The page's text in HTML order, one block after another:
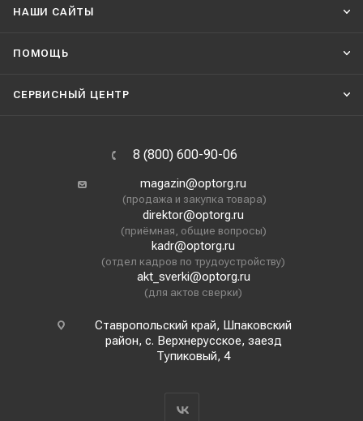
НАШИ CАЙТЫ
ПОМОЩЬ
СЕРВИСНЫЙ ЦЕНТР
8 (800) 600-90-06
magazin@optorg.ru
(продажа и закупка товара)
direktor@optorg.ru
(приёмная, общие вопросы)
kadr@optorg.ru
(отдел кадров по трудоустройству)
akt_sverki@optorg.ru
(для актов сверки)
Ставропольский край, Шпаковский
район, с. Верхнерусское, заезд
Тупиковый, 4